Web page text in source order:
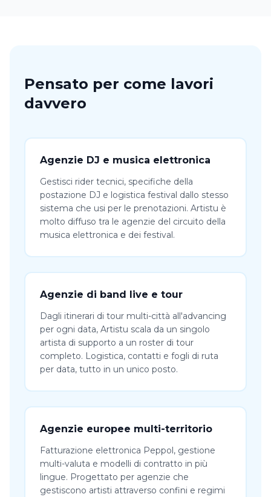
Pensato per come lavori
davvero
Agenzie DJ e musica elettronica
Gestisci rider tecnici, specifiche della
postazione DJ e logistica festival dallo stesso
sistema che usi per le prenotazioni. Artistu è
molto diffuso tra le agenzie del circuito della
musica elettronica e dei festival.
Agenzie di band live e tour
Dagli itinerari di tour multi-città all'advancing
per ogni data, Artistu scala da un singolo
artista di supporto a un roster di tour
completo. Logistica, contatti e fogli di ruta
per data, tutto in un unico posto.
Agenzie europee multi-territorio
Fatturazione elettronica Peppol, gestione
multi-valuta e modelli di contratto in più
lingue. Progettato per agenzie che
gestiscono artisti attraverso confini e regimi